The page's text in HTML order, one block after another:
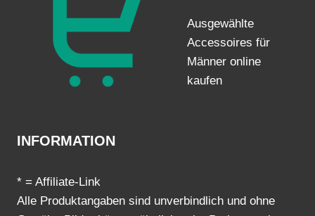
Ausgewählte
Accessoires für
Männer online
kaufen
INFORMATION
* = Affiliate-Link
Alle Produktangaben sind unverbindlich und ohne